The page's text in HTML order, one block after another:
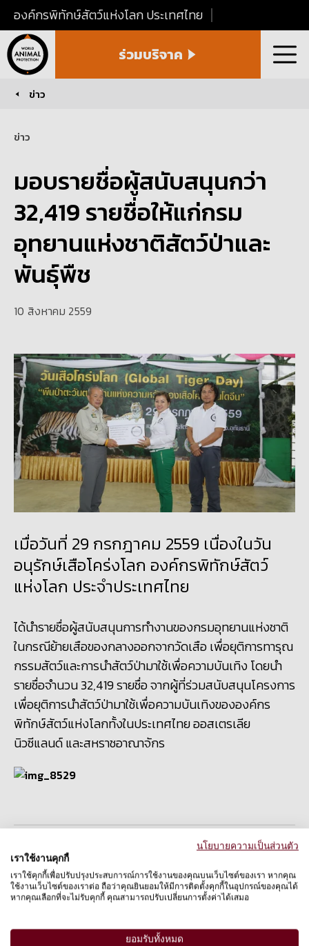
องค์กรพิทักษ์สัตว์แห่งโลก ประเทศไทย
Animal
Protection
ร่วมบริจาค เมนู
You are here:
ข่าว
มอบรายชื่อผู้สนับสนุนกว่า
32,419 รายชื่อให้แก่กรม
อุทยานแห่งชาติสัตว์ป่าและ
พันธุ์พืช
ข่าว
10 สิงหาคม 2559
เมื่อวันที่ 29 กรกฎาคม 2559 เนื่องในวัน
อนุรักษ์เสือโคร่งโลก องค์กรพิทักษ์สัตว์
แห่งโลก ประจำประเทศไทย
ได้นำรายชื่อผู้สนับสนุนการทำงานของกรมอุทยานแห่งชาติ
ในกรณีย้ายเสือของกลางออกจากวัดเสือ เพื่อยุติการทารุณ
กรรมสัตว์และการนำสัตว์ป่ามาใช้เพื่อความบันเทิง โดยนำ
รายชื่อจำนวน 32,419 รายชื่อ จากผู้ที่ร่วมสนับสนุนโครงการ
เพื่อยุติการนำสัตว์ป่ามาใช้เพื่อความบันเทิงขององค์กร
พิทักษ์สัตว์แห่งโลกทั้งในประเทศไทย ออสเตรเลีย
นิวซีแลนด์ และสหราชอาณาจักร
แชร์ต่อ
นโยบายความเป็นส่วนตัว
เราใช้งานคุกกี้
เราใช้คุกกี้เพื่อปรับปรุงประสบการณ์การใช้งานของคุณบนเว็บไซต์ของเรา หากคุณ
ใช้งานเว็บไซต์ของเราต่อ ถือว่าคุณยินยอมให้มีการติดตั้งคุกกี้ในอุปกรณ์ของคุณได้
หากคุณเลือกที่จะไม่รับคุกกี้ คุณสามารถปรับเปลี่ยนการตั้งค่าได้เสมอ
ยอมรับทั้งหมด